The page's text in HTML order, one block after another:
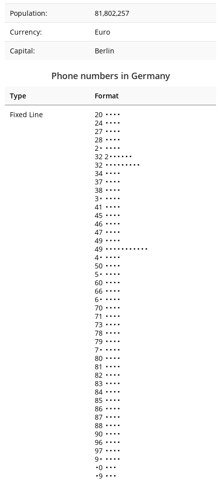
Population:
81,802,257
Currency:
Euro
Capital:
Berlin
Phone numbers in Germany
Type
Format
Fixed Line
20 • • • •
24 • • • •
27 • • • •
28 • • • •
2• • • • •
32 2• • • • • •
32 • • • • • • • • •
34 • • • •
37 • • • •
38 • • • •
3• • • • •
41 • • • •
45 • • • •
46 • • • •
47 • • • •
49 • • • •
49 • • • • • • • • • • •
4• • • • •
50 • • • •
5• • • • •
60 • • • •
66 • • • •
6• • • • •
70 • • • •
71 • • • •
73 • • • •
78 • • • •
79 • • • •
7• • • • •
80 • • • •
81 • • • •
82 • • • •
83 • • • •
84 • • • •
85 • • • •
86 • • • •
87 • • • •
88 • • • •
90 • • • •
96 • • • •
97 • • • •
9• • • • •
•0 • • •
•9 • • •